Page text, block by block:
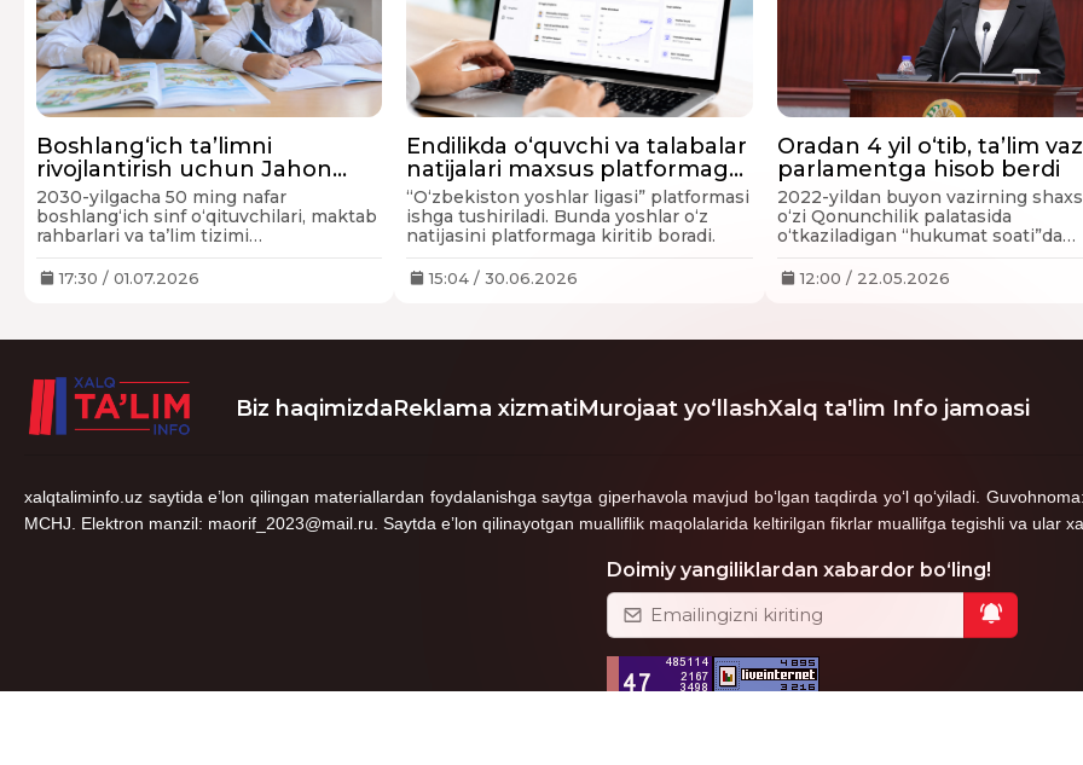
Boshlang‘ich ta’limni
rivojlantirish uchun Jahon
banki 100 mln dollar ajratadi
2030-yilgacha 50 ming nafar
boshlang‘ich sinf o‘qituvchilari, maktab
rahbarlari va ta’lim tizimi
boshqaruv salohiyati oshiriladi. Yangi
yangi o‘quv o‘rni yaratiladi.
17:30 / 01.07.2026
Endilikda o‘quvchi va talabalar
natijalari maxsus platformaga
kiritib boriladi
“O‘zbekiston yoshlar ligasi” platformasi
ishga tushiriladi. Bunda yoshlar o‘z
natijasini platformaga kiritib boradi.
15:04 / 30.06.2026
Oradan 4 yil o‘tib, ta’lim
parlamentga hisob berdi
2022-yildan buyon vazirning
o‘zi Qonunchilik palatasida
o‘tkaziladigan “hukumat soati”da
ishtirok etmay kelayotgandi.
12:00 / 22.05.2026
Biz haqimizdaReklama xizmatiMurojaat yo‘llashXalq ta'lim Info jamoasi
xalqtaliminfo.uz saytida e’lon qilingan materiallardan foydalanishga saytga giperhavola mavjud bo‘lgan taqdirda yo‘l qo‘yiladi.
MCHJ. Elektron manzil: maorif_2023@mail.ru. Saytda e’lon qilinayotgan mualliflik maqolalarida keltirilgan fikrlar muallifga tegishli va ular
Doimiy yangiliklardan xabardor bo‘ling!